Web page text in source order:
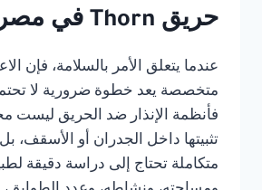
حريق Thorn في مصر
عندما يتعلق الأمر بالسلامة، فإن
متخصصة يعد خطوة ضرورية لا
فأنظمة الإنذار ضد الحريق ليست
تثبيتها داخل الجدران أو الأسقف،
متكاملة تحتاج إلى دراسة دقيقة